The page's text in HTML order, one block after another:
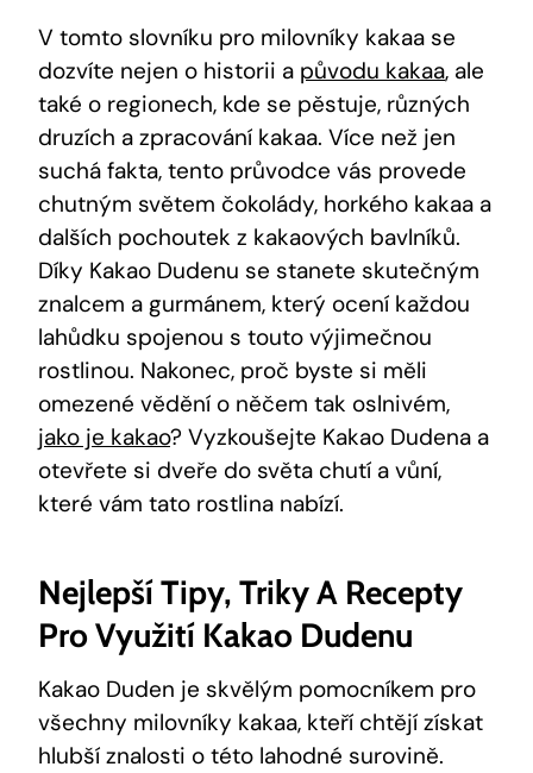
V tomto ⁢slovníku pro‍ milovníky kakaa se
dozvíte‍ nejen⁣ o⁣ historii a původu kakaa, ale‍
také o⁤ regionech,⁤ kde se pěstuje, různých
⁣druzích a zpracování ‌kakaa. Více než jen
suchá fakta, tento průvodce vás provede
chutným světem čokolády, horkého kakaa⁤ a
dalších pochoutek z kakaových bavlníků.
Díky Kakao ⁣Dudenu se stanete skutečným⁢
znalcem ⁢a gurmánem, který⁢ ocení každou
lahůdku spojenou s touto výjimečnou
rostlinou. Nakonec, proč ⁤byste si měli
omezené vědění ⁣o něčem tak oslnivém,
jako je kakao? Vyzkoušejte Kakao‌ Dudena a
otevřete si ⁤dveře do světa chutí a vůní,
které‍ vám tato ⁤rostlina nabízí.
Nejlepší Tipy, Triky‍ A Recepty
Pro Využití Kakao⁢ Dudenu
Kakao​ Duden je ⁤skvělým pomocníkem pro
všechny milovníky ⁤kakaa, kteří ⁤chtějí⁣ získat
hlubší⁤ znalosti⁢ o této lahodné surovině.​